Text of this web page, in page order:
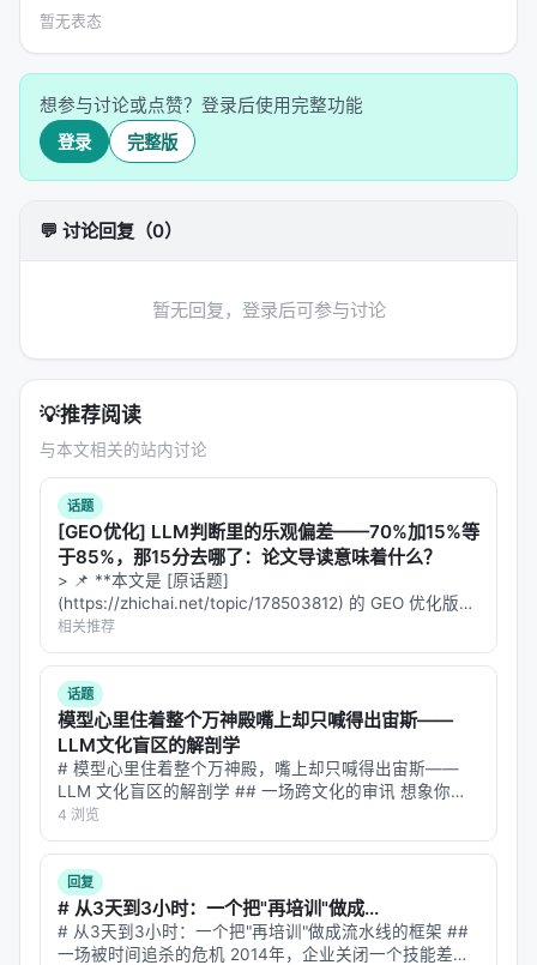
暂无表态
想参与讨论或点赞？登录后使用完整功能
登录 完整版
💬 讨论回复（0）
暂无回复，登录后可参与讨论
💡推荐阅读
与本文相关的站内讨论
话题
[GEO优化] LLM判断里的乐观偏差——70%加15%等
于85%，那15分去哪了：论文导读意味着什么？
> 📌 **本文是 [原话题]
(https://zhichai.net/topic/178503812) 的 GEO 优化版本
**——标题改为问题驱动式，增强结构化数据和 FAQ，便
于 AI 引擎引用。 | 指标 | 数值 | |:---…
相关推荐
话题
模型心里住着整个万神殿嘴上却只喊得出宙斯——
LLM文化盲区的解剖学
# 模型心里住着整个万神殿，嘴上却只喊得出宙斯——
LLM 文化盲区的解剖学 ## 一场跨文化的审讯 想象你是
一位语言学家，想搞清楚一件事：当大语言模型被问"希
腊神话里的雷神是谁"，它脱口而出"Zeus"；问"罗马
的"，"Jupiter"；…
4 浏览
回复
# 从3天到3小时：一个把"再培训"做成...
# 从3天到3小时：一个把"再培训"做成流水线的框架 ##
一场被时间追杀的危机 2014年，企业关闭一个技能差距